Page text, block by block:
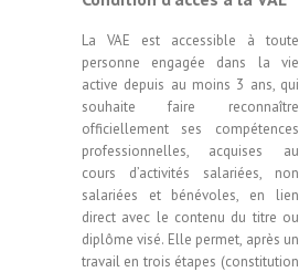
La VAE est accessible à toute
personne engagée dans la vie
active depuis au moins 3 ans, qui
souhaite faire reconnaître
officiellement ses compétences
professionnelles, acquises au
cours d’activités salariées, non
salariées et bénévoles, en lien
direct avec le contenu du titre ou
diplôme visé. Elle permet, après un
travail en trois étapes (constitution